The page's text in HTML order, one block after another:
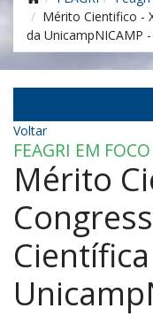
Mérito Cientifico -
da UnicampNICAMP -
Voltar
FEAGRI EM FOCO
Mérito